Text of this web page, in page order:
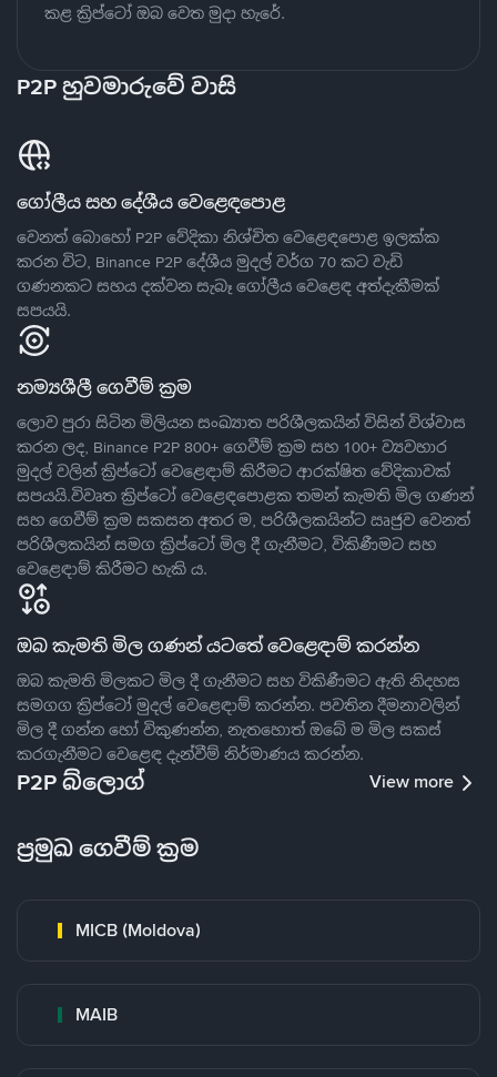
කළ ක්‍රිප්ටෝ ඔබ වෙත මුදා හැරේ.
P2P හුවමාරුවේ වාසි
ගෝලීය සහ දේශීය වෙළෙඳපොළ
වෙනත් බොහෝ P2P වේදිකා නිශ්චිත වෙළෙඳපොළ ඉලක්ක
කරන විට, Binance P2P දේශීය මුදල් වර්ග 70 කට වැඩි
ගණනකට සහය දක්වන සැබෑ ගෝලීය වෙළෙඳ අත්දැකීමක්
සපයයි.
නම්‍යශීලී ගෙවීම් ක්‍රම
ලොව පුරා සිටින මිලියන සංඛ්‍යාත පරිශීලකයින් විසින් විශ්වාස
කරන ලද, Binance P2P 800+ ගෙවීම් ක්‍රම සහ 100+ ව්‍යවහාර
මුදල් වලින් ක්‍රිප්ටෝ වෙළෙඳාම් කිරීමට ආරක්ෂිත වේදිකාවක්
සපයයි.විවෘත ක්‍රිප්ටෝ වෙළෙඳපොළක තමන් කැමති මිල ගණන්
සහ ගෙවීම් ක්‍රම සකසන අතර ම, පරිශීලකයින්ට ඍජුව වෙනත්
පරිශීලකයින් සමග ක්‍රිප්ටෝ මිල දී ගැනීමට, විකිණීමට සහ
වෙළෙඳාම් කිරීමට හැකි ය.
ඔබ කැමති මිල ගණන් යටතේ වෙළෙඳාම් කරන්න
ඔබ කැමති මිලකට මිල දී ගැනීමට සහ විකිණීමට ඇති නිදහස
සමගග ක්‍රිප්ටෝ මුදල් වෙළෙඳාම් කරන්න. පවතින දීමනාවලින්
මිල දී ගන්න හෝ විකුණන්න, නැතහොත් ඔබේ ම මිල සකස්
කරගැනීමට වෙළෙඳ දැන්වීම් නිර්මාණය කරන්න.
P2P බ්ලොග් View more
ප්‍රමුඛ ගෙවීම් ක්‍රම
MICB (Moldova)
MAIB